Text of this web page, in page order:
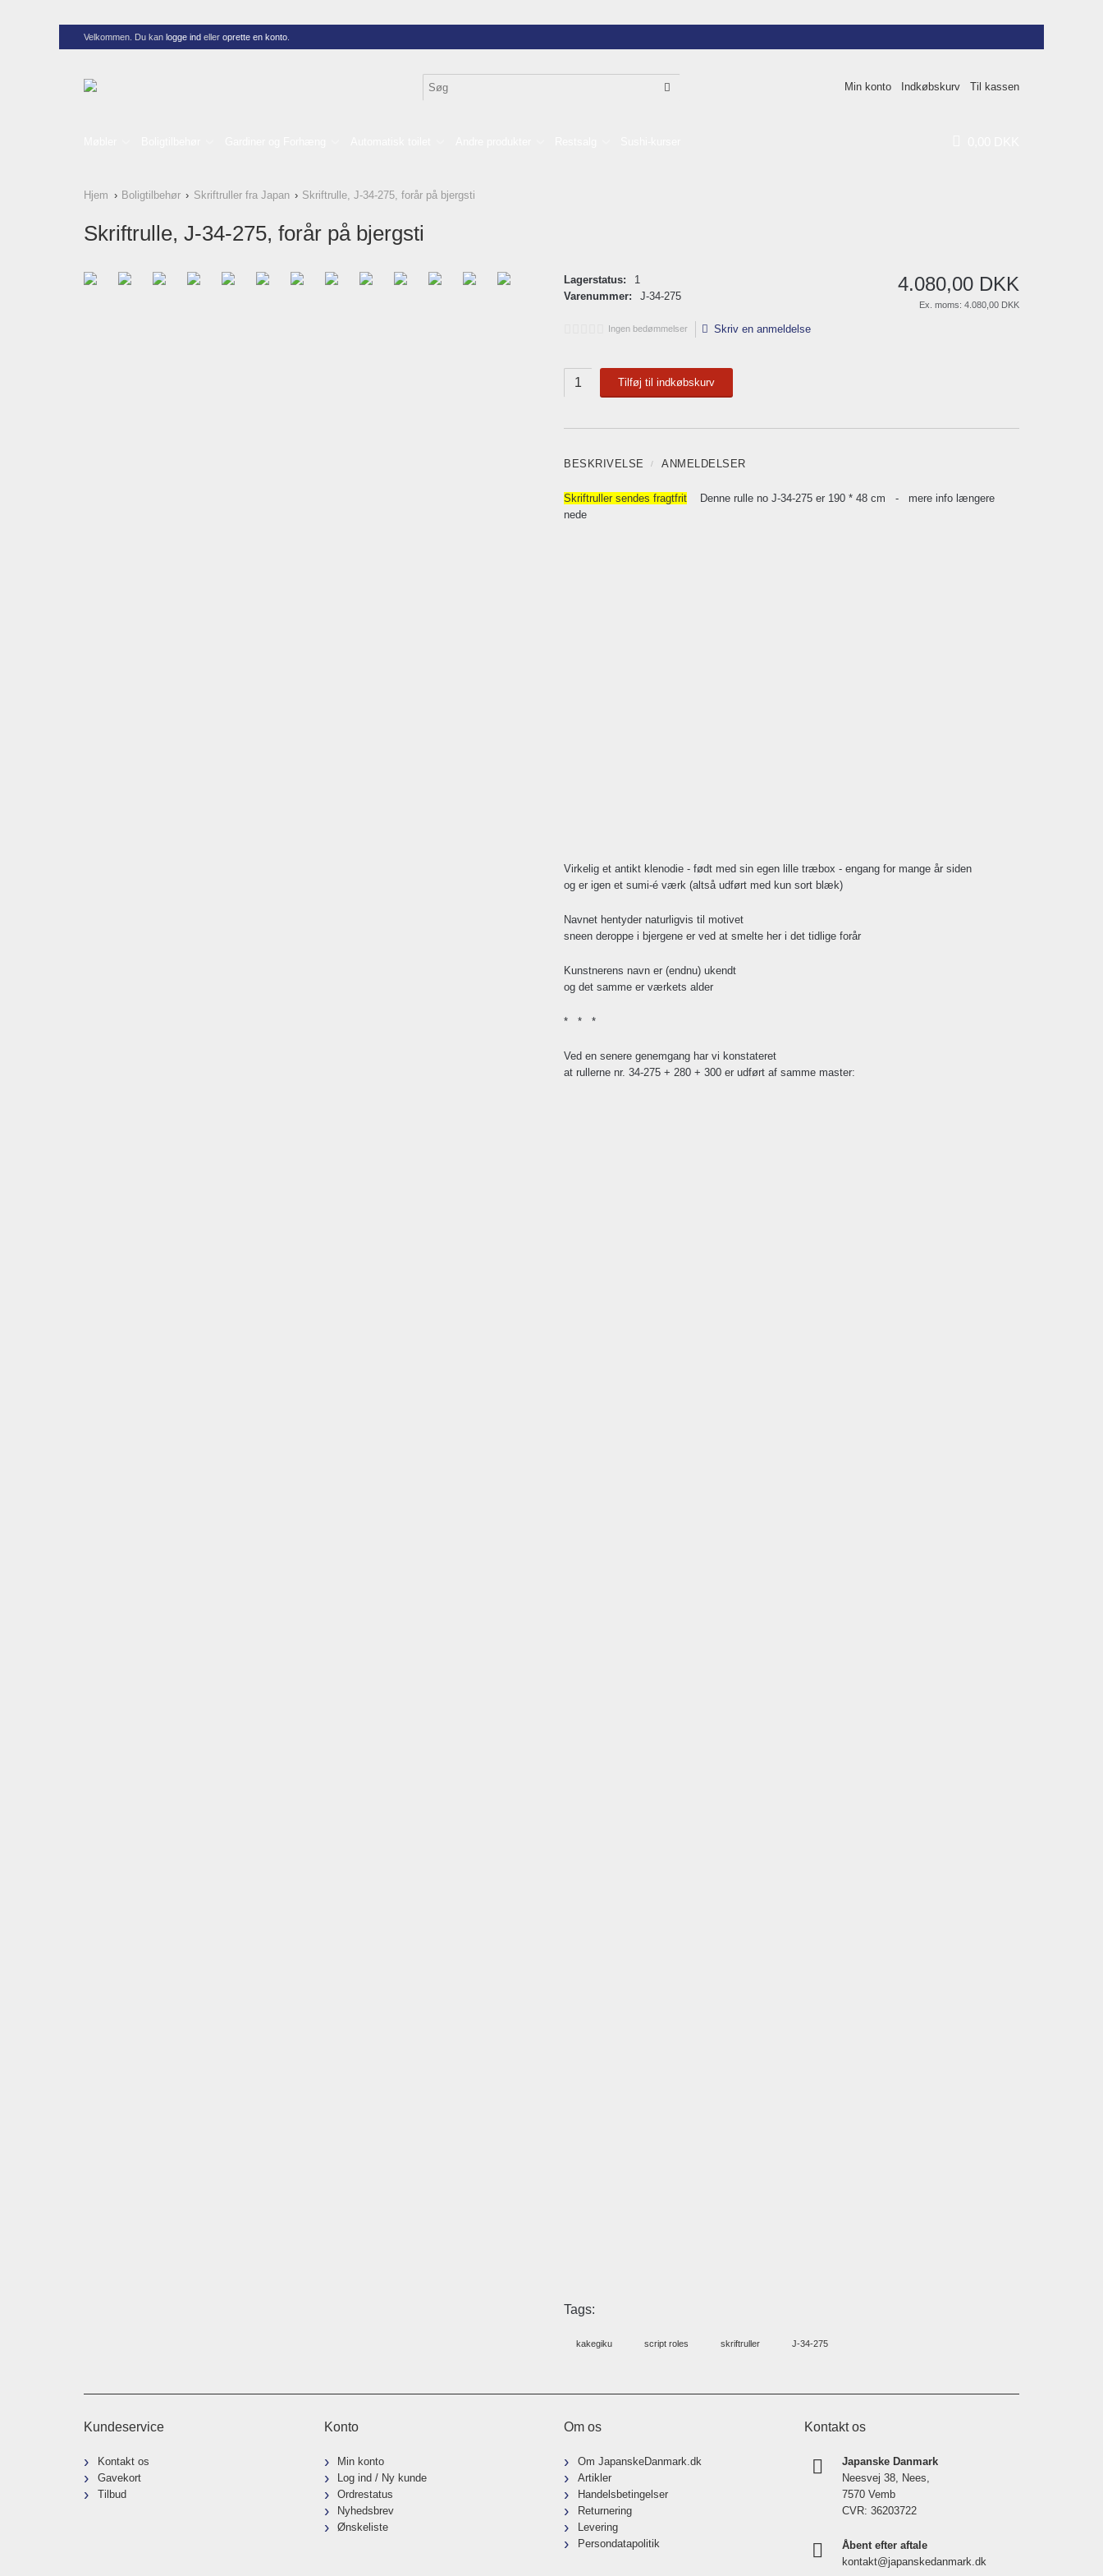
Velkommen. Du kan logge ind eller oprette en konto
Min konto Indkøbskurv Til kassen
Hjem Boligtilbehør Skriftruller fra Japan Skriftrulle, J-34-275, forår på bjergsti
Skriftrulle, J-34-275, forår på bjergsti
4.080,00 DKK
Ex. moms: 4.080,00 DKK
Lagerstatus:
1
Varenummer:
J-34-275
Ingen bedømmelser Skriv en anmeldelse
Tilføj til indkøbskurv
BESKRIVELSE ANMELDELSER
Skriftruller sendes fragtfrit Denne rulle no J-34-275 er 190 * 48 cm - mere info længere
nede
Virkelig et antikt klenodie - født med sin egen lille træbox - engang for mange år siden
og er igen et sumi-é værk (altså udført med kun sort blæk)
Navnet hentyder naturligvis til motivet
sneen deroppe i bjergene er ved at smelte her i det tidlige forår
Kunstnerens navn er (endnu) ukendt
og det samme er værkets alder
* * *
Ved en senere genemgang har vi konstateret
at rullerne nr. 34-275 + 280 + 300 er udført af samme master:
Tags:
kakegiku script roles skriftruller J-34-275
Kundeservice
Kontakt os
Gavekort
Tilbud
Konto
Min konto
Log ind / Ny kunde
Ordrestatus
Nyhedsbrev
Ønskeliste
Om os
Om JapanskeDanmark.dk
Artikler
Handelsbetingelser
Returnering
Levering
Persondatapolitik
Kontakt os
Japanske Danmark
Neesvej 38, Nees,
7570 Vemb
CVR: 36203722
Åbent efter aftale
kontakt@japanskedanmark.dk